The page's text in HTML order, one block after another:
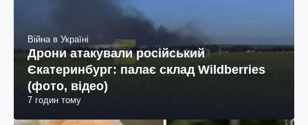
Війна в Україні
Дрони атакували російський
Єкатеринбург: палає склад Wildberries
(фото, відео)
7 годин тому